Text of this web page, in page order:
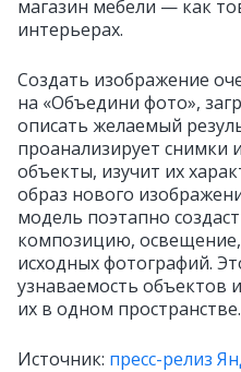
магазин мебели — как
интерьерах.
Создать изображение
на «Объедини фото»,
описать желаемый
проанализирует снимки
объекты, изучит их
образ нового
модель поэтапно
композицию, освещение,
исходных фотографий.
узнаваемость объектов
их в одном пространстве.
Источник: пресс-релиз